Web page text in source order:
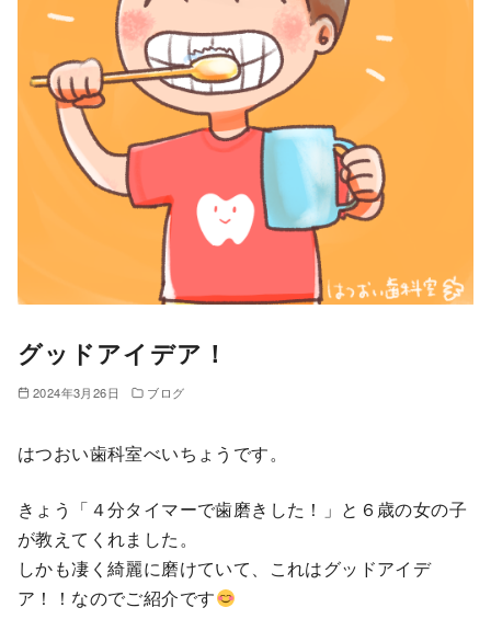
グッドアイデア！
2024年3月26日 ブログ
はつおい歯科室べいちょうです。
きょう「４分タイマーで歯磨きした！」と６歳の女の子
が教えてくれました。
しかも凄く綺麗に磨けていて、これはグッドアイデ
ア！！なのでご紹介です